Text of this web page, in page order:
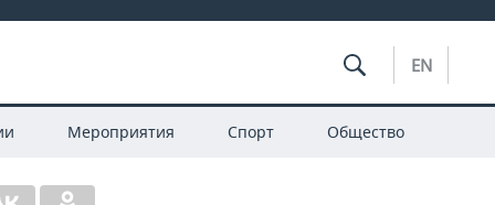
EN
Мероприятия Спорт Общество